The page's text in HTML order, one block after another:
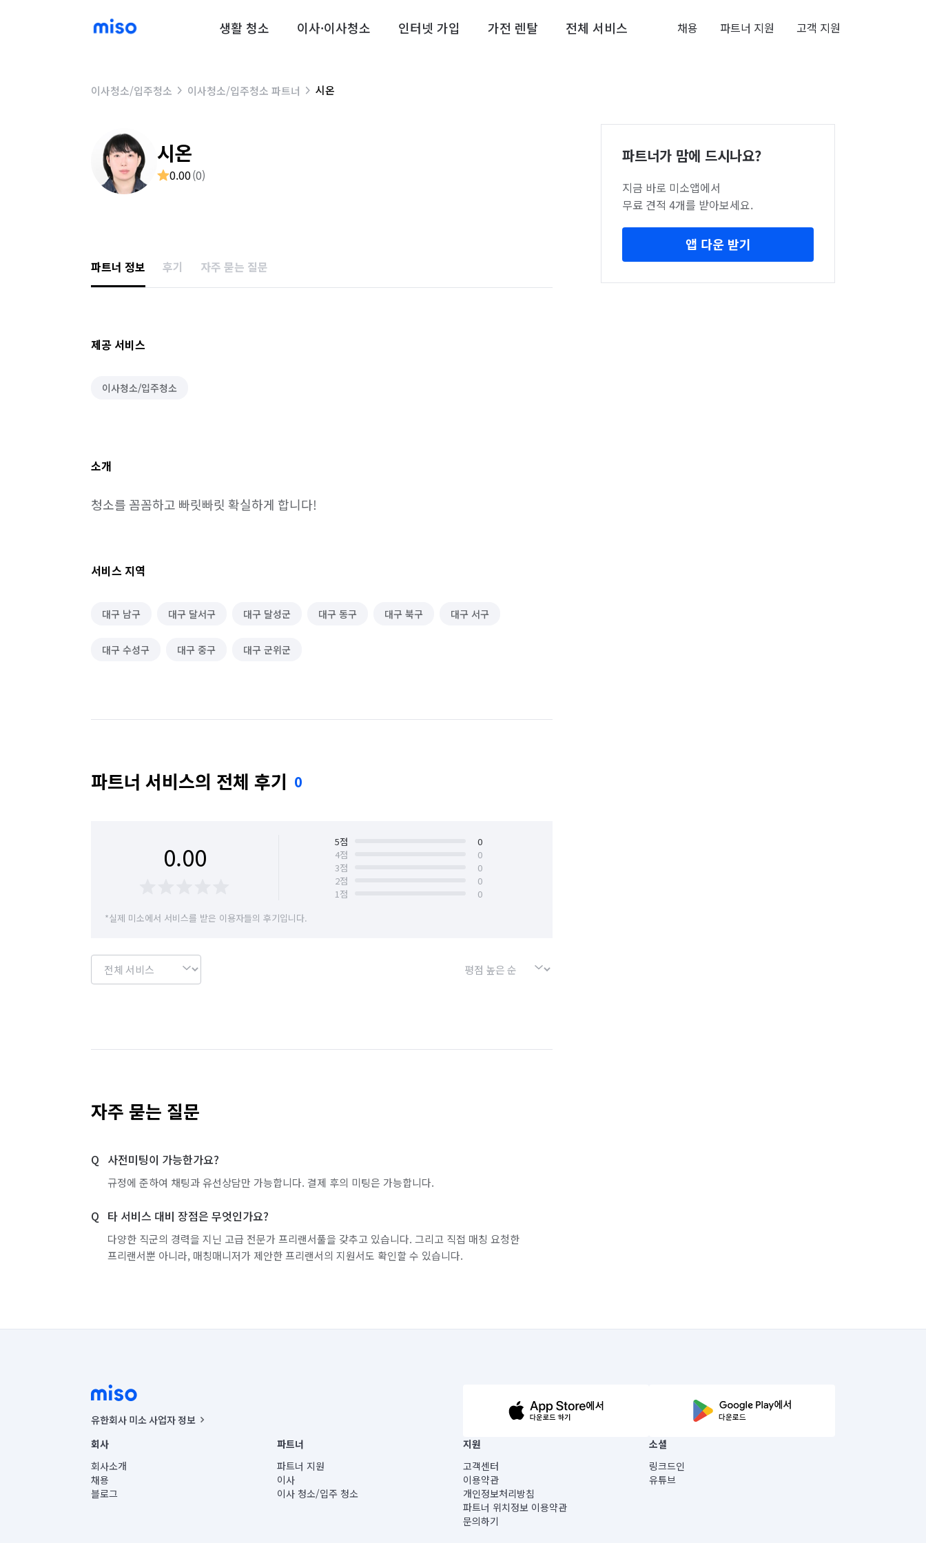
생활 청소 이사·이사청소 인터넷 가입 가전 렌탈 전체 서비스 채용 파트너 지원 고객 지원
이사청소/입주청소 이사청소/입주청소 파트너 시온
시온
0.00(0)
파트너 정보 후기 자주 묻는 질문
제공 서비스
이사청소/입주청소
소개
서비스 지역
대구 남구 대구 달서구 대구 달성군 대구 동구 대구 북구 대구 서구
대구 수성구 대구 중구 대구 군위군
파트너 서비스의 전체 후기 0
0.00 5점
0
4점
0
3점
0
2점
0
1점
0
*실제 미소에서 서비스를 받은 이용자들의 후기입니다.
자주 묻는 질문
사전미팅이 가능한가요?
규정에 준하여 채팅과 유선상담만 가능합니다. 결제 후의 미팅은 가능합니다.
타 서비스 대비 장점은 무엇인가요?
다양한 직군의 경력을 지닌 고급 전문가 프리랜서풀을 갖추고 있습니다. 그리고 직접 매칭 요청한
프리랜서뿐 아니라, 매칭매니저가 제안한 프리랜서의 지원서도 확인할 수 있습니다.
파트너가 맘에 드시나요?
지금 바로 미소앱에서
무료 견적 4개를 받아보세요.
앱 다운 받기
유한회사 미소 사업자 정보
사업자등록번호 : 291-87-00271 | 인허가번호 : 2016-3220163-14-5-00019 |
통신판매신고번호 : 2024-서울종로-1400(공정거래위원회 정보) |
대표이사 : CHING VICTOR COLUMBIA RHEE
주소 | 본사: 서울특별시 종로구 율곡로 6(중학동, 트윈트리빌딩) B동 5층
컨택센터 : 서울특별시 종로구 수송동 율곡로 24, 7층, 8층 미소
회사
회사소개
채용
블로그
파트너
파트너 지원
이사
이사 청소/입주 청소
지원
고객센터
이용약관
개인정보처리방침
파트너 위치정보 이용약관
문의하기
소셜
링크드인
유튜브